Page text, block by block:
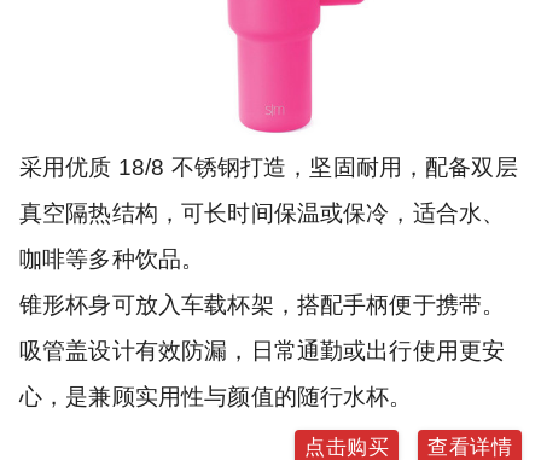
采用优质 18/8 不锈钢打造，坚固耐用，配备双层
真空隔热结构，可长时间保温或保冷，适合水、
咖啡等多种饮品。
锥形杯身可放入车载杯架，搭配手柄便于携带。
吸管盖设计有效防漏，日常通勤或出行使用更安
心，是兼顾实用性与颜值的随行水杯。
点击购买 查看详情